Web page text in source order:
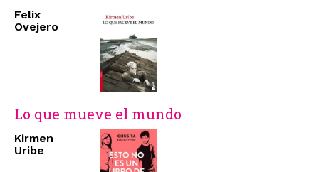
Felix
Ovejero
Lo que mueve el mundo
Kirmen
Uribe